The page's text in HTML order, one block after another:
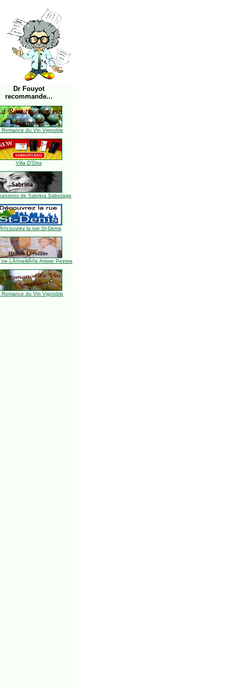
Dr Fouyot
recommande...
Romance du Vin Vignoble
Villa D'Orta
de Sabrina Sabotage
la rue St-Denis
LÃ©veillÃ©e Artiste Peintre
Romance du Vin Vignoble